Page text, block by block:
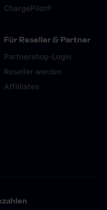
ChargePilot®
Für Reseller & Partner
Partnershop-Login
Reseller werden
Affilliates